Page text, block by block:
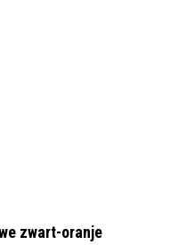
zwart-oranje